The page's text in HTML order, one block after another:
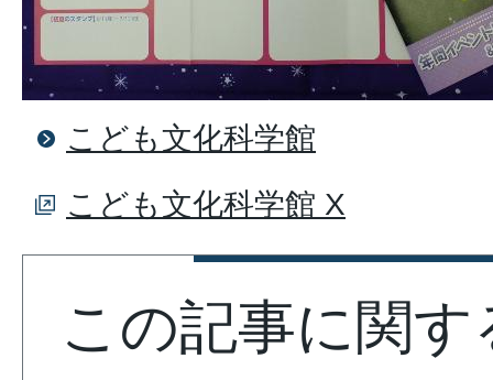
こども文化科学館
こども文化科学館 X
この記事に関